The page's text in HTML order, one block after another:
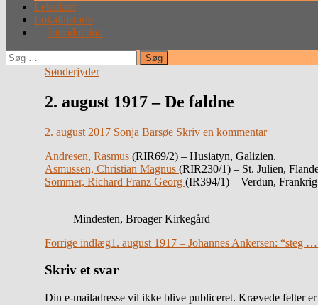
Leksikon
Lokalhistorie
Introduction
Søg
efter:
Sønderjyder
2. august 1917 – De faldne
2. august 2017 Sonja Barsøe Skriv en kommentar
Andresen, Rasmus (RIR69/2) – Husiatyn, Galizien.
Asmussen, Christian Magnus (RIR230/1) – St. Julien,
Sommer, Richard Franz Georg (IR394/1) – Verdun,
Mindesten, Broager Kirkegård
Indlægsnavigation
Forrige indlæg1. august 1917 – Johannes Ankersen: “steg
Skriv et svar
Din e-mailadresse vil ikke blive publiceret. Krævede felter er